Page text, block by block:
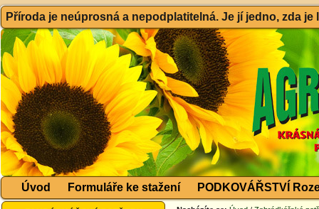
Příroda je neúprosná a nepodplatitelná. Je jí jedno, zda
Úvod Formuláře ke stažení PODKOVÁŘSTVÍ